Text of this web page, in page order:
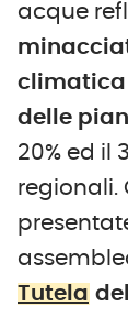
acque
climatica
delle
20% ed il
regionali.
Tutela